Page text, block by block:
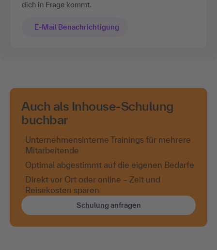
dich in Frage kommt.
E-Mail Benachrichtigung
Auch als Inhouse-Schulung
buchbar
Unternehmensinterne Trainings für mehrere
Mitarbeitende
Optimal abgestimmt auf die eigenen Bedarfe
Direkt vor Ort oder online – Zeit und
Reisekosten sparen
Schulung anfragen